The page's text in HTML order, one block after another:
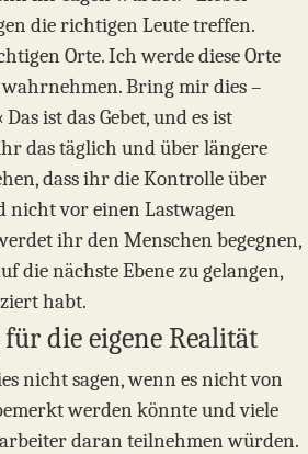
die richtigen Leute treffen.
Orte. Ich werde diese Orte
Bring mir dies –
ist das Gebet, und es ist
das täglich und über längere
dass ihr die Kontrolle über
nicht vor einen Lastwagen
ihr den Menschen begegnen,
die nächste Ebene zu gelangen,
habt.
die eigene Realität
nicht sagen, wenn es nicht von
werden könnte und viele
daran teilnehmen würden.